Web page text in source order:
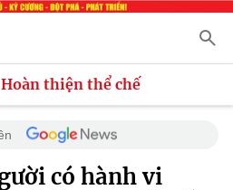
Hoàn thiện thể chế
có hành vi